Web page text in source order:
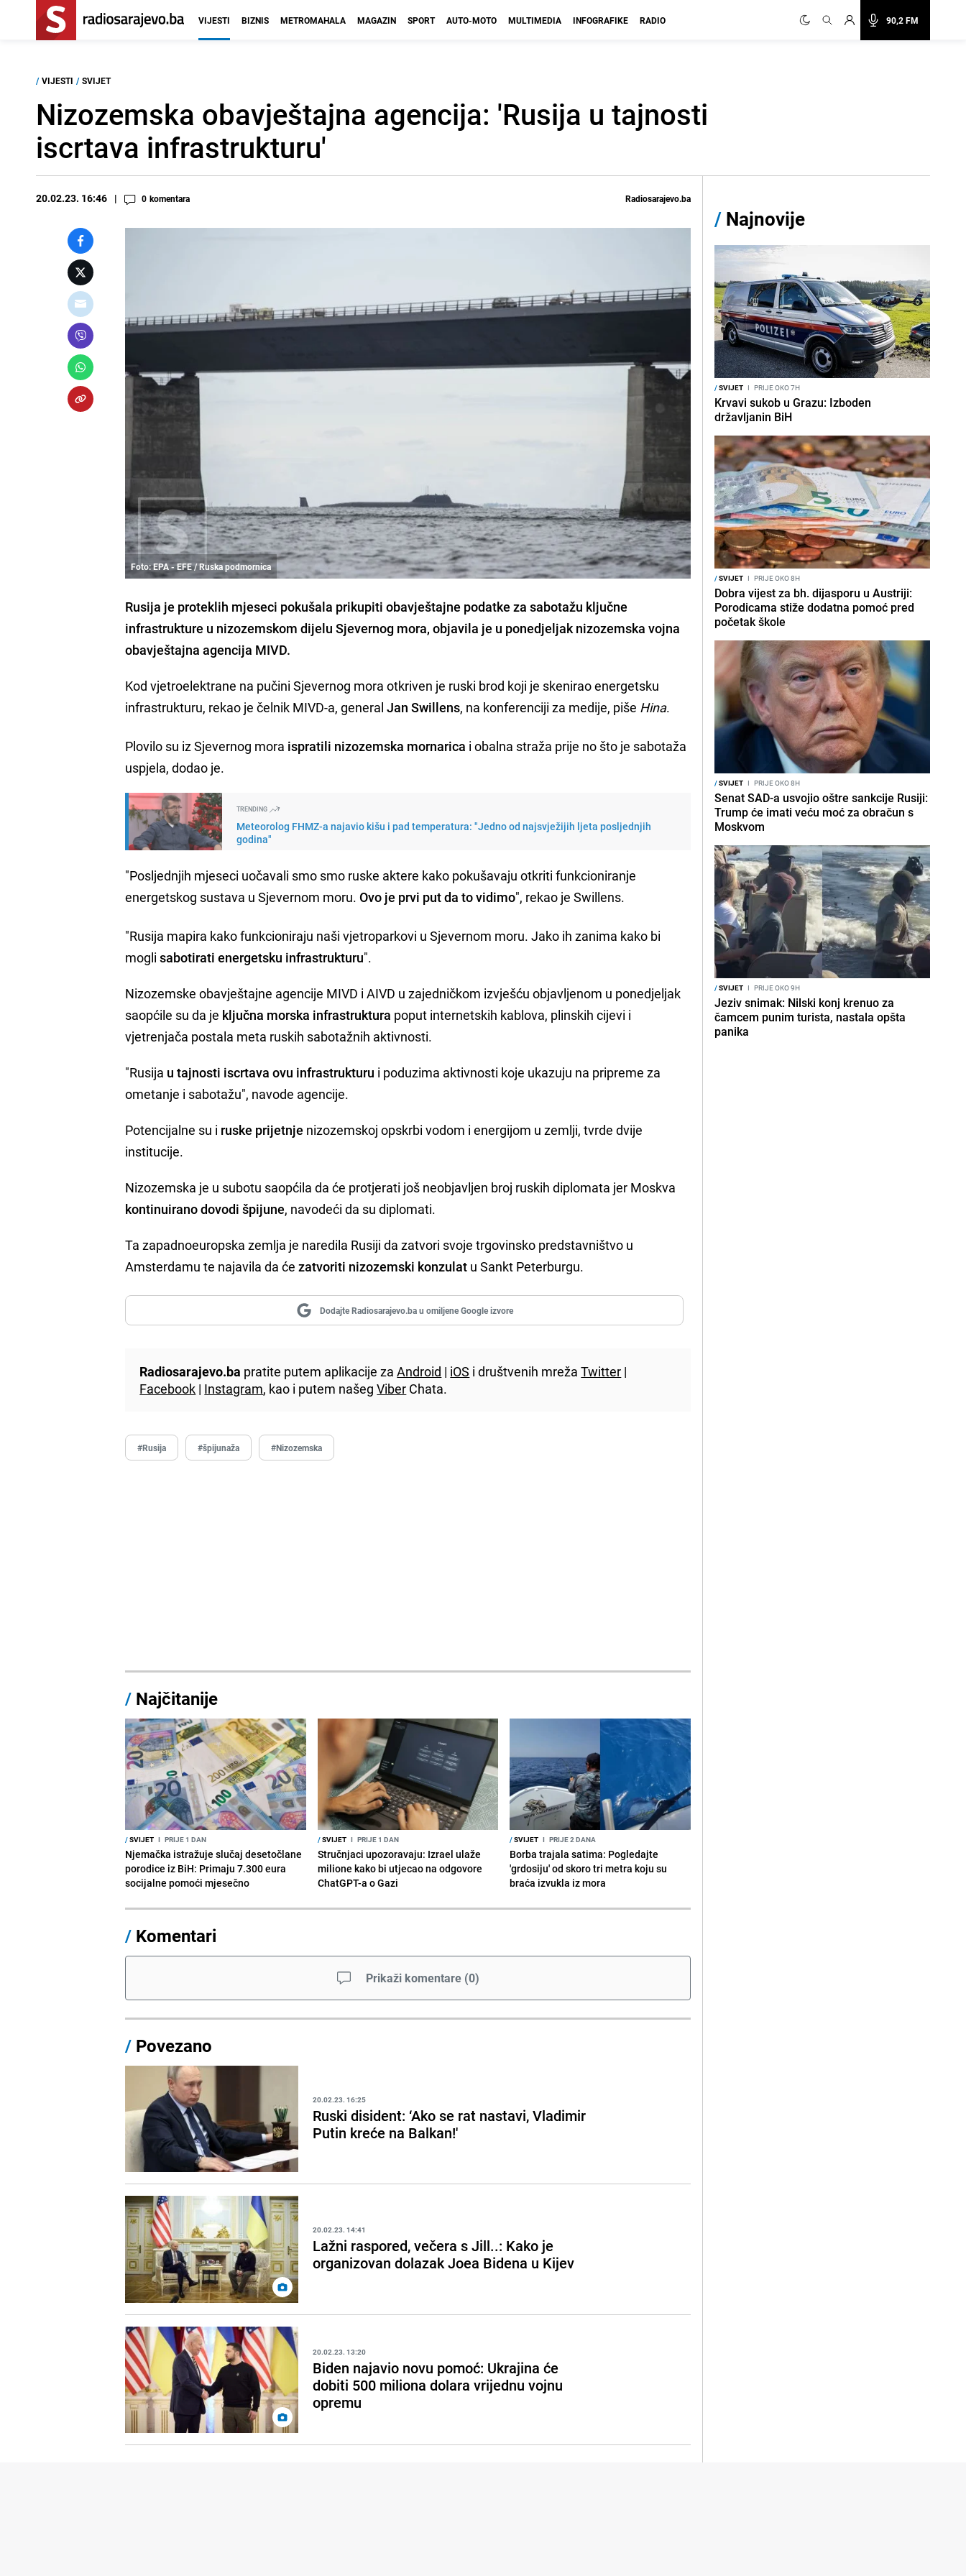
90,2 FM
VIJESTI BIZNIS METROMAHALA MAGAZIN SPORT AUTO-MOTO MULTIMEDIA INFOGRAFIKE RADIO
/ VIJESTI / SVIJET
Nizozemska obavještajna agencija: 'Rusija u tajnosti
iscrtava infrastrukturu'
20.02.23. 16:46 0 komentara Radiosarajevo.ba
Foto: EPA - EFE / Ruska podmornica
Rusija je proteklih mjeseci pokušala prikupiti obavještajne podatke za sabotažu ključne
infrastrukture u nizozemskom dijelu Sjevernog mora, objavila je u ponedjeljak nizozemska vojna
obavještajna agencija MIVD.
Kod vjetroelektrane na pučini Sjevernog mora otkriven je ruski brod koji je skenirao energetsku
infrastrukturu, rekao je čelnik MIVD-a, generalJan Swillens, na konferenciji za medije, piše Hina.
Plovilo su iz Sjevernog mora ispratili nizozemska mornarica i obalna straža prije no što je sabotaža
uspjela, dodao je.
TRENDING
Meteorolog FHMZ-a najavio kišu i pad temperatura: "Jedno od najsvježijih ljeta posljednjih
godina"
"Posljednjih mjeseci uočavali smo smo ruske aktere kako pokušavaju otkriti funkcioniranje
energetskog sustava u Sjevernom moru.Ovo je prvi put da to vidimo", rekao je Swillens.
"Rusija mapira kako funkcioniraju naši vjetroparkovi u Sjevernom moru. Jako ih zanima kako bi
moglisabotirati energetsku infrastrukturu".
Nizozemske obavještajne agencije MIVD i AIVD u zajedničkom izvješću objavljenom u ponedjeljak
saopćile su da je ključna morska infrastruktura poput internetskih kablova, plinskih cijevi i
vjetrenjača postala meta ruskih sabotažnih aktivnosti.
"Rusija u tajnosti iscrtava ovu infrastrukturu i poduzima aktivnosti koje ukazuju na pripreme za
ometanje i sabotažu", navode agencije.
Potencijalne su i ruske prijetnje nizozemskoj opskrbi vodom i energijom u zemlji, tvrde dvije
institucije.
Nizozemska je u subotu saopćila da će protjerati još neobjavljen broj ruskih diplomata jer Moskva
kontinuirano dovodi špijune, navodeći da su diplomati.
Ta zapadnoeuropska zemlja je naredila Rusiji da zatvori svoje trgovinsko predstavništvo u
Amsterdamu te najavila da će zatvoriti nizozemski konzulat u Sankt Peterburgu.
Dodajte Radiosarajevo.ba u omiljene Google izvore
Radiosarajevo.ba pratite putem aplikacije zaAndroid | iOS i društvenih mrežaTwitter |
Facebook | Instagram, kao i putem našegViber Chata.
#Rusija #špijunaža #Nizozemska
/ Najčitanije
/SVIJET I PRIJE 1 DAN
Njemačka istražuje slučaj desetočlane
porodice iz BiH: Primaju 7.300 eura
socijalne pomoći mjesečno
/SVIJET I PRIJE 1 DAN
Stručnjaci upozoravaju: Izrael ulaže
milione kako bi utjecao na odgovore
ChatGPT-a o Gazi
/SVIJET I PRIJE 2 DANA
Borba trajala satima: Pogledajte
'grdosiju' od skoro tri metra koju su
braća izvukla iz mora
/ Komentari
Prikaži komentare (0)
/ Povezano
20.02.23. 16:25
Ruski disident: ‘Ako se rat nastavi, Vladimir
Putin kreće na Balkan!'
20.02.23. 14:41
Lažni raspored, večera s Jill..: Kako je
organizovan dolazak Joea Bidena u Kijev
20.02.23. 13:20
Biden najavio novu pomoć: Ukrajina će
dobiti 500 miliona dolara vrijednu vojnu
opremu
/ Najnovije
/SVIJET I PRIJE OKO 7H
Krvavi sukob u Grazu: Izboden
državljanin BiH
/SVIJET I PRIJE OKO 8H
Dobra vijest za bh. dijasporu u Austriji:
Porodicama stiže dodatna pomoć pred
početak škole
/SVIJET I PRIJE OKO 8H
Senat SAD-a usvojio oštre sankcije Rusiji:
Trump će imati veću moć za obračun s
Moskvom
/SVIJET I PRIJE OKO 9H
Jeziv snimak: Nilski konj krenuo za
čamcem punim turista, nastala opšta
panika